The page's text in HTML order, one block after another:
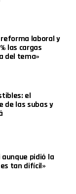
laboral y
las cargas
del tema»
el
de las subas y
aunque pidió la
tan difícil»